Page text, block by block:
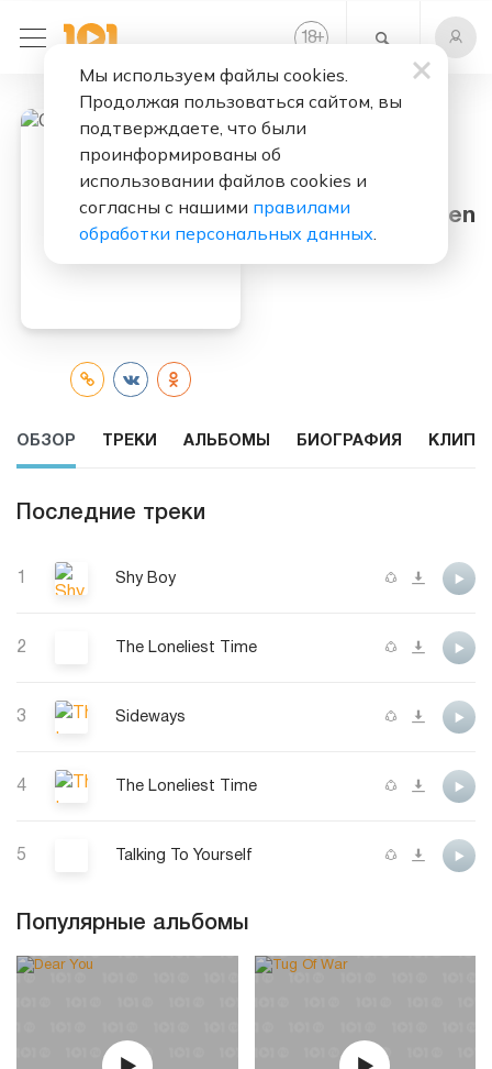
18+
Слушать бесплатно
Carly Rae Jepsen
ОБЗОР ТРЕКИ АЛЬБОМЫ БИОГРАФИЯ КЛИПЫ
Последние треки
Shy Boy
2 The Loneliest Time
3 Sideways
4 The Loneliest Time
5 Talking To Yourself
Популярные альбомы
Мы используем файлы cookies.
Продолжая пользоваться сайтом, вы
подтверждаете, что были
проинформированы об
использовании файлов cookies и
согласны с нашими правилами
обработки персональных данных.